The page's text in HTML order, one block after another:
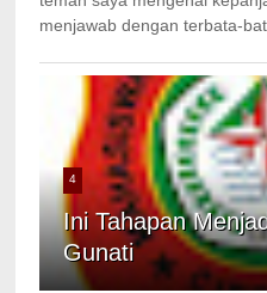
menjawab dengan terbata-
4
Ini Tahapan
Gunati